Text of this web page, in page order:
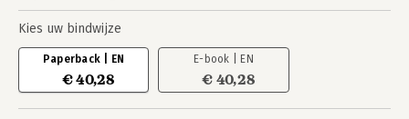
Kies uw bindwijze
Paperback | EN
€ 40,28
E-book | EN
€ 40,28